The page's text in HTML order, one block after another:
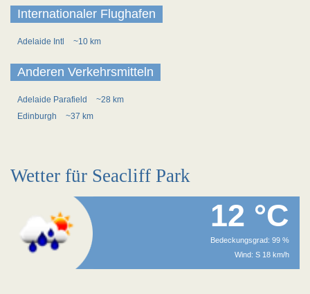
Internationaler Flughafen
Adelaide Intl ~10 km
Anderen Verkehrsmitteln
Adelaide Parafield
~28 km
Edinburgh
~37 km
Wetter für Seacliff Park
12 °C
Bedeckungsgrad: 99 %
Wind: S 18 km/h